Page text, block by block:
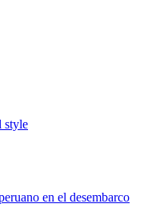
style
en el desembarco